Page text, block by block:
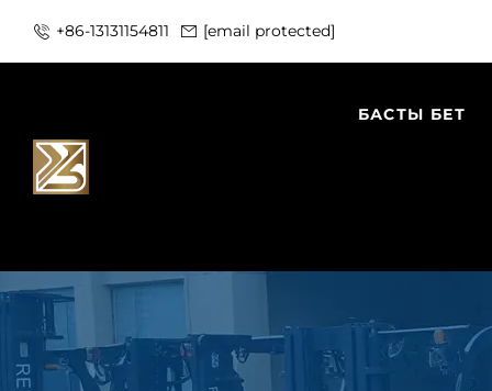
+86-13131154811 [email protected]
БАСТЫ БЕТ